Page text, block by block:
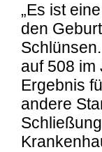
„Es ist
den
auf 508 im
Ergebnis
andere